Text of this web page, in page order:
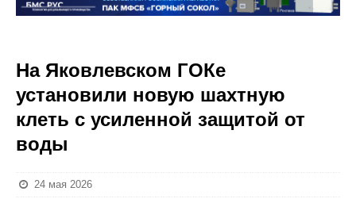
На Яковлевском ГОКе
установили новую шахтную
клеть с усиленной защитой от
воды
24 мая 2026